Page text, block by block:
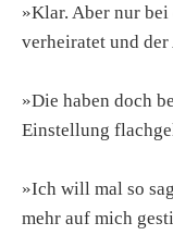
»Klar. Aber nur
verheiratet und
»Die haben doch
Einstellung
»Ich will mal so
mehr auf mich